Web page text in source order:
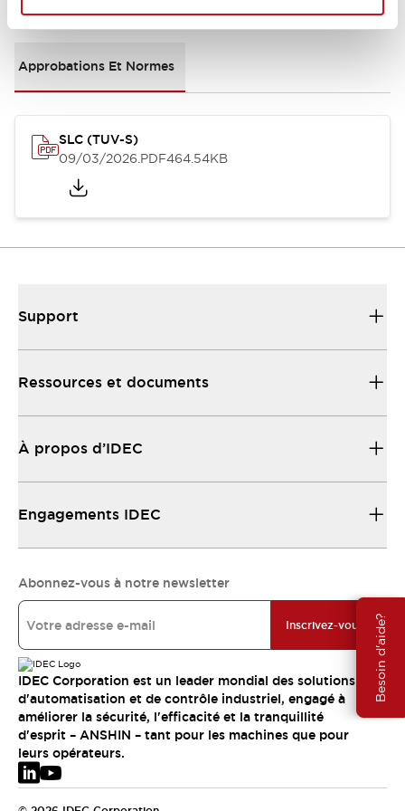
Besoin d'aide?
Approbations Et Normes
SLC (TUV-S)
09/03/2026.PDF464.54KB
Support
Ressources et documents
À propos d’IDEC
Engagements IDEC
Abonnez-vous à notre newsletter
Inscrivez-vous
IDEC Corporation est un leader mondial des solutions
d'automatisation et de contrôle industriel, engagé à
améliorer la sécurité, l'efficacité et la tranquillité
d'esprit – ANSHIN – tant pour les machines que pour
leurs opérateurs.